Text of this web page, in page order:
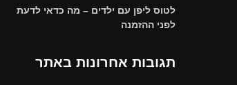
לטוס ליפן עם ילדים – מה כדאי לדעת
לפני ההזמנה
תגובות אחרונות באתר